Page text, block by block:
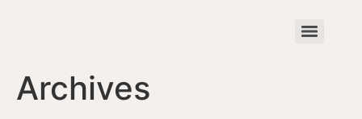
Archives